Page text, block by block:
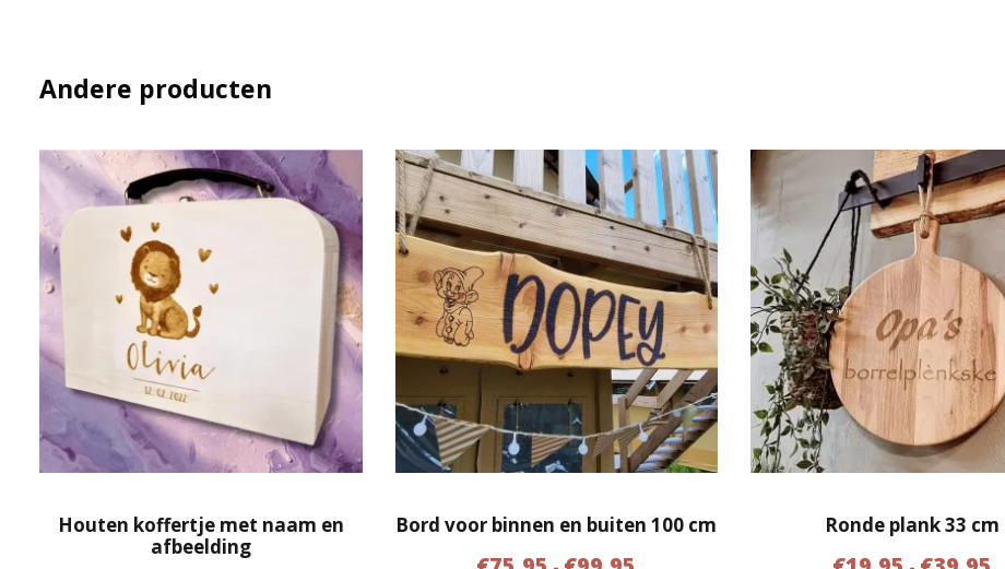
Andere producten
Houten koffertje met naam en
afbeelding
Bord voor binnen en buiten 100 cm Ronde plank 33 cm